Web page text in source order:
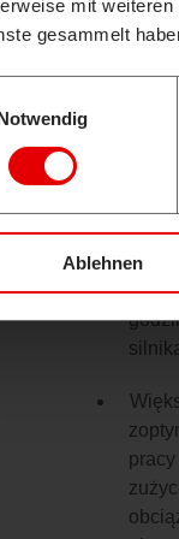
mit
gesammelt
Ablehnen